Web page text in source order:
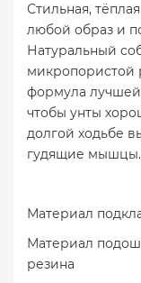
Стильная,
любой образ и
Натуральный
микропористой
формула
чтобы унты
долгой ходьбе
гудящие мышцы.
Материал
Материал
резина